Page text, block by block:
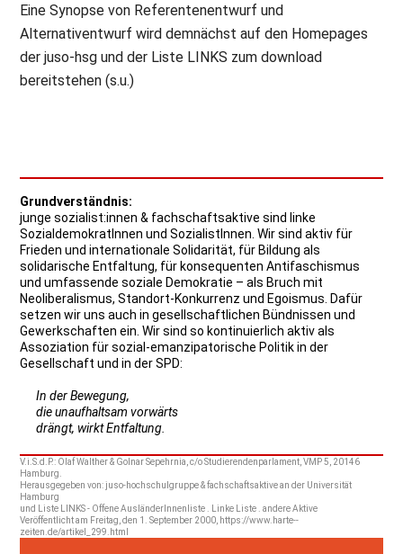
Eine Synopse von Referentenentwurf und
Alternativentwurf wird demnächst auf den Homepages
der juso-hsg und der Liste LINKS zum download
bereitstehen (s.u.)
Grundverständnis:
junge sozialist:innen & fachschaftsaktive sind linke
SozialdemokratInnen und SozialistInnen. Wir sind aktiv für
Frieden und internationale Solidarität, für Bildung als
solidarische Entfaltung, für konsequenten Antifaschismus
und umfassende soziale Demokratie – als Bruch mit
Neoliberalismus, Standort-Konkurrenz und Egoismus. Dafür
setzen wir uns auch in gesellschaftlichen Bündnissen und
Gewerkschaften ein. Wir sind so kontinuierlich aktiv als
Assoziation für sozial-emanzipatorische Politik in der
Gesellschaft und in der SPD:
In der Bewegung,
die unaufhaltsam vorwärts
drängt, wirkt Entfaltung.
V.i.S.d.P.: Olaf Walther & Golnar Sepehrnia, c/o Studierendenparlament, VMP 5, 20146
Hamburg.
Herausgegeben von: juso-hochschulgruppe & fachschaftsaktive an der Universität
Hamburg
und Liste LINKS - Offene AusländerInnenliste . Linke Liste . andere Aktive
Veröffentlicht am Freitag, den 1. September 2000, https://www.harte--
zeiten.de/artikel_299.html